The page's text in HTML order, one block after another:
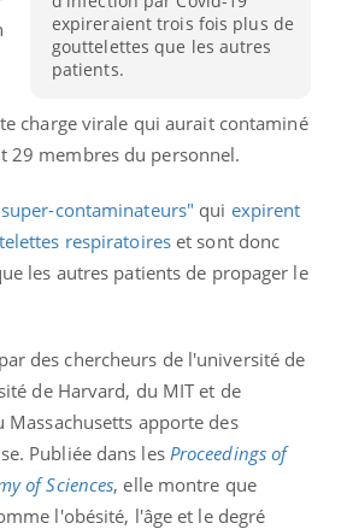
expireraient trois fois plus de
gouttelettes que les autres
patients.
charge virale qui aurait contaminé
29 membres du personnel.
contaminateurs" qui expirent
respiratoireset sont donc
les autres patients de propager le
des chercheurs de l'université de
de Harvard, du MIT et de
apporte des
Publiée dans les Proceedings of
of Sciences, elle montre que
l'obésité, l'âge et le degré